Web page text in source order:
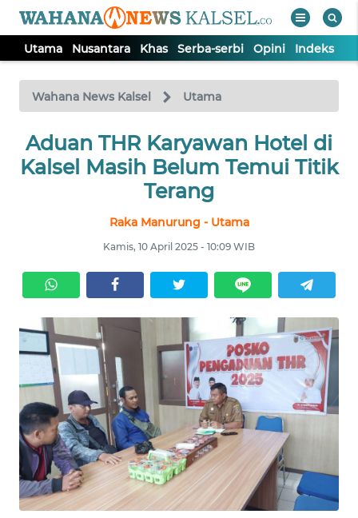
Utama Nusantara Khas Serba-serbi Opini Indeks
Wahana News Kalsel Utama
Aduan THR Karyawan Hotel di
Kalsel Masih Belum Temui Titik
Terang
Raka Manurung - Utama
Kamis, 10 April 2025 - 10:09 WIB
TV
Tutup
UTAMA
SERBA-
SERBI
OPINI
Informasi
INDEKS
BERITA
KONTAK
KAMI